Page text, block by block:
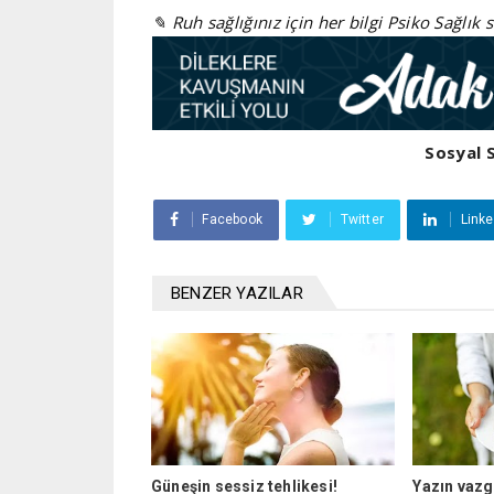
✎ Ruh sağlığınız için her bilgi Psiko Sağlık
Sosyal
Facebook Twitter
BENZER YAZILAR
Güneşin sessiz tehlikesi! Yazın